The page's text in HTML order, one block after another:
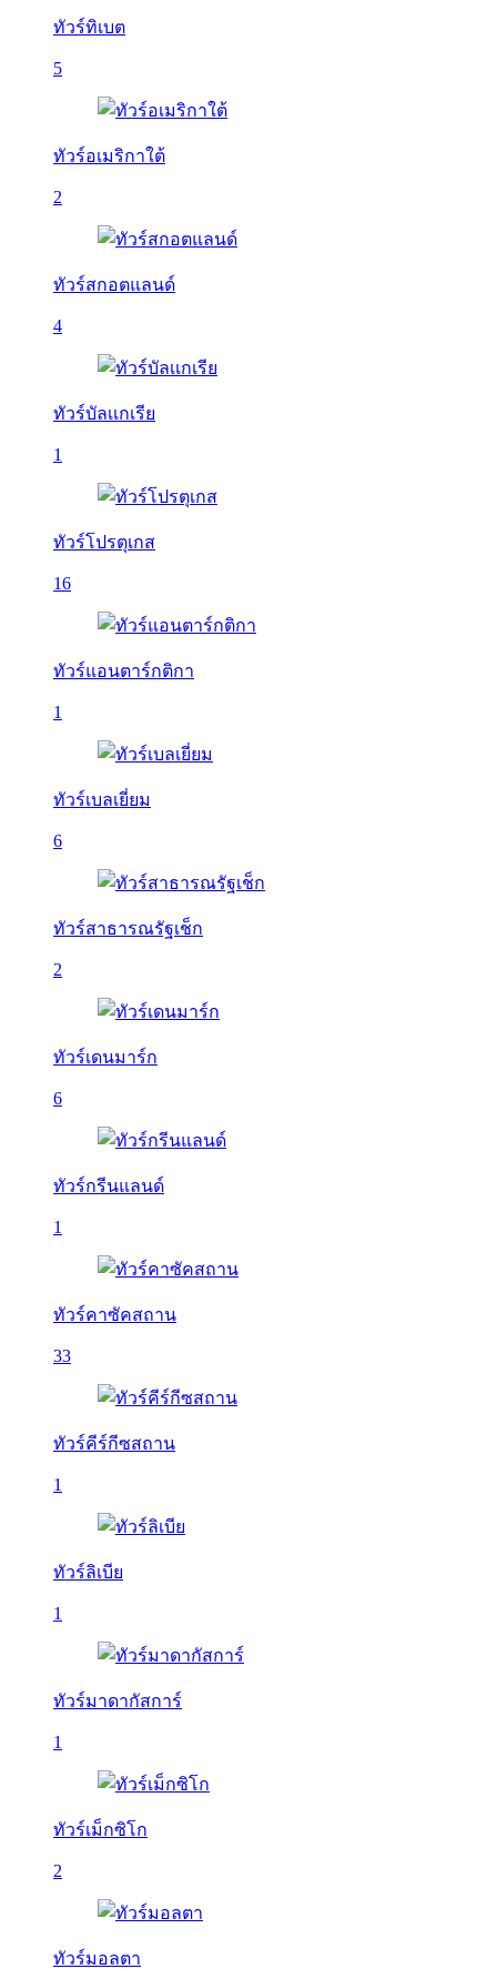
ทัวร์ทิเบต
5
ทัวร์อเมริกาใต้
2
ทัวร์สกอตแลนด์
4
ทัวร์บัลเเกเรีย
1
ทัวร์โปรตุเกส
16
ทัวร์แอนตาร์กติกา
1
ทัวร์เบลเยี่ยม
6
ทัวร์สาธารณรัฐเช็ก
2
ทัวร์เดนมาร์ก
6
ทัวร์กรีนแลนด์
1
ทัวร์คาซัคสถาน
33
ทัวร์คีร์กีซสถาน
1
ทัวร์ลิเบีย
1
ทัวร์มาดากัสการ์
1
ทัวร์เม็กซิโก
2
ทัวร์มอลตา